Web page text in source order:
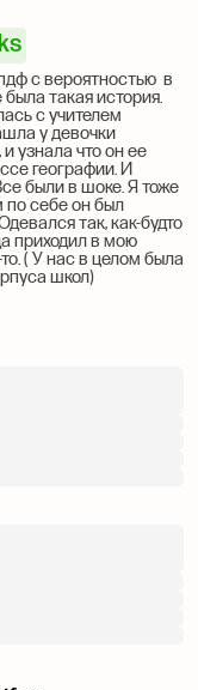
с вероятностью в
такая история.
с учителем
у девочки
узнала что он ее
географии. И
были в шоке. Я тоже
по себе он был
так, как-будто
приходил в мою
( У нас в целом была
школ)